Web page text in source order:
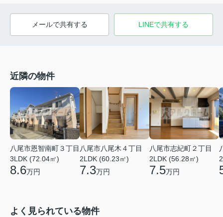
メールで共有する LINEで共有する
近隣の物件
八尾市恩智南町３丁目
3LDK (72.04㎡)
8.6万円
八尾市八尾木４丁目
2LDK (60.23㎡)
7.3万円
八尾市志紀町２丁目
2LDK (56.28㎡)
7.5万円
よく見られている物件